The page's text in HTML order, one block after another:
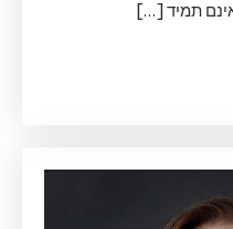
תמיד […]